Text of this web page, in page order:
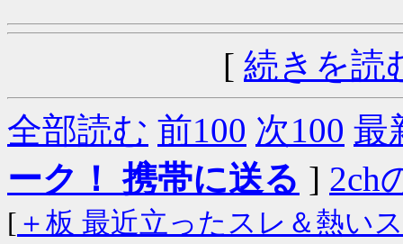
[ 続きを読
全部読む 前100 次100 最
ーク！ 携帯に送る ] 2ch
[ ＋板 最近立ったスレ＆熱い